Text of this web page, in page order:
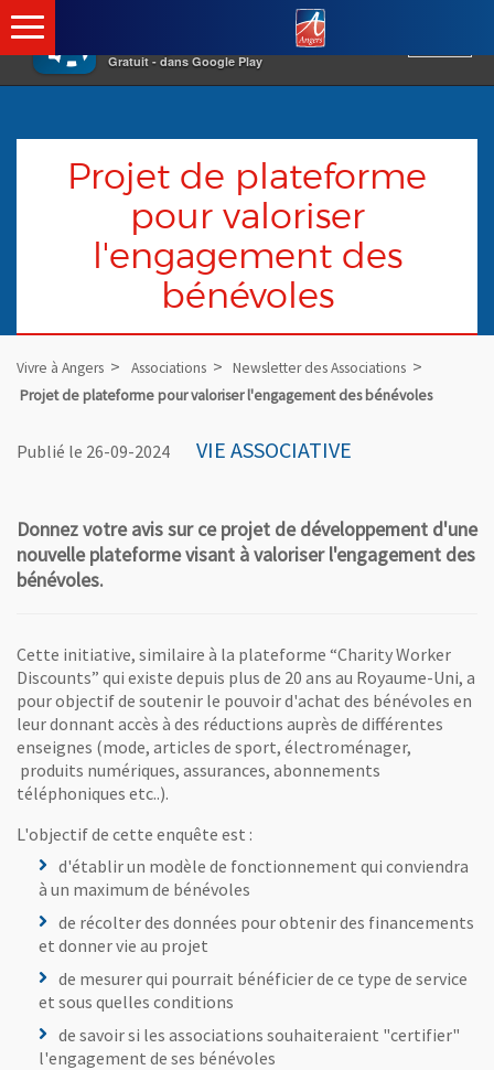
×
Gratuit - dans Google Play
Projet de plateforme
pour valoriser
l'engagement des
bénévoles
Vivre à Angers Associations
Newsletter des Associations
Projet de plateforme pour valoriser l'engagement des bénévoles
Publié le 26-09-2024 VIE ASSOCIATIVE
Donnez votre avis sur ce projet de développement d'une
nouvelle plateforme visant à valoriser l'engagement des
bénévoles.
Cette initiative, similaire à la plateforme “Charity Worker
Discounts” qui existe depuis plus de 20 ans au Royaume-Uni, a
pour objectif de soutenir le pouvoir d'achat des bénévoles en
leur donnant accès à des réductions auprès de différentes
enseignes (mode, articles de sport, électroménager,
produits numériques, assurances, abonnements
téléphoniques etc..).
L'objectif de cette enquête est :
d'établir un modèle de fonctionnement qui conviendra
à un maximum de bénévoles
de récolter des données pour obtenir des financements
et donner vie au projet
de mesurer qui pourrait bénéficier de ce type de service
et sous quelles conditions
de savoir si les associations souhaiteraient "certifier"
l'engagement de ses bénévoles